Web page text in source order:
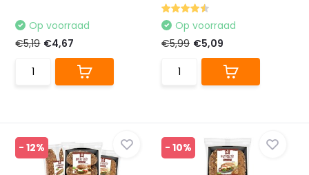
Op voorraad
€5,19 €4,67
Op voorraad
€5,99 €5,09
- 12% - 10%